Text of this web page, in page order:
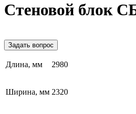
Стеновой блок
Задать вопрос
Длина, мм 2980
Ширина, мм 2320